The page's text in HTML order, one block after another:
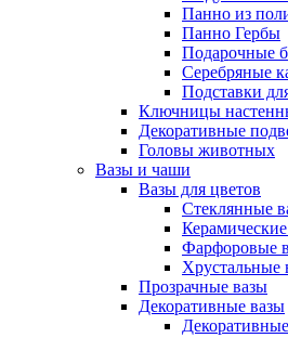
Панно из
Панно Гербы
Подарочные
Серебряные
Подставки
Ключницы
Декоративные
Головы животных
Вазы и чаши
Вазы для цветов
Стеклянные
Фарфоровые
Хрустальные
Прозрачные вазы
Декоративные вазы